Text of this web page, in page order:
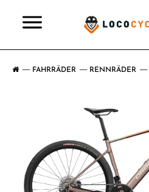
FAHRRÄDER RENNRÄDER